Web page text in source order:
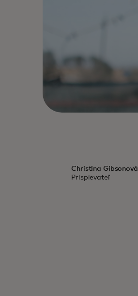
Christina Gibsonová
Prispievateľ